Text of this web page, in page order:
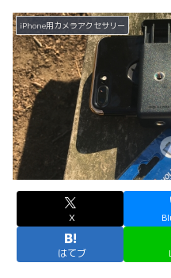
iPhone用カメラアクセサリー
X
はてブ